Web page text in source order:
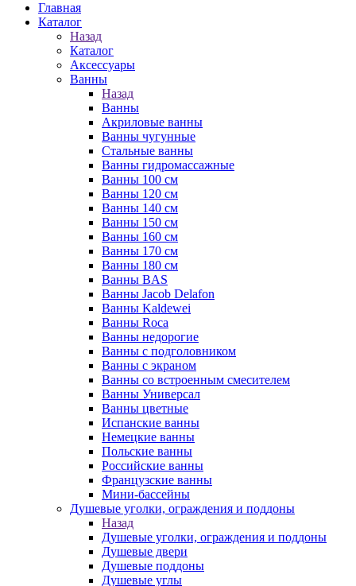
Главная
Каталог
Назад
Каталог
Аксессуары
Ванны
Назад
Ванны
Акриловые ванны
Ванны чугунные
Стальные ванны
Ванны гидромассажные
Ванны 100 см
Ванны 120 см
Ванны 140 см
Ванны 150 см
Ванны 160 см
Ванны 170 см
Ванны 180 см
Ванны BAS
Ванны Jacob Delafon
Ванны Kaldewei
Ванны Roca
Ванны недорогие
Ванны с подголовником
Ванны с экраном
Ванны со встроенным смесителем
Ванны Универсал
Ванны цветные
Испанские ванны
Немецкие ванны
Польские ванны
Российские ванны
Французские ванны
Мини-бассейны
Душевые уголки, ограждения и поддоны
Назад
Душевые уголки, ограждения и поддоны
Душевые двери
Душевые поддоны
Душевые углы